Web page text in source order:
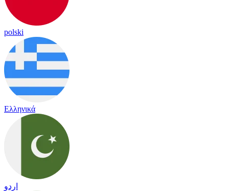
polski
Ελληνικά
اردو